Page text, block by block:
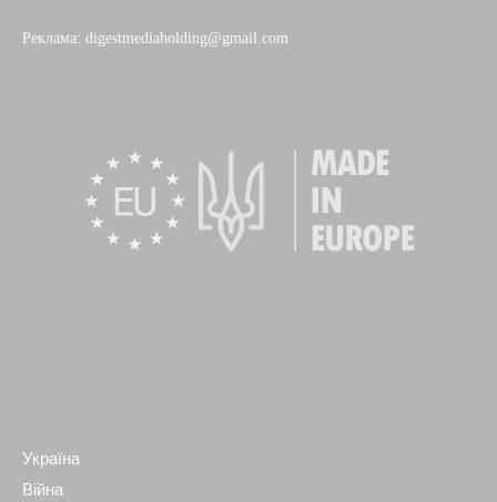
Реклама: digestmediaholding@gmail.com
Україна
Війна